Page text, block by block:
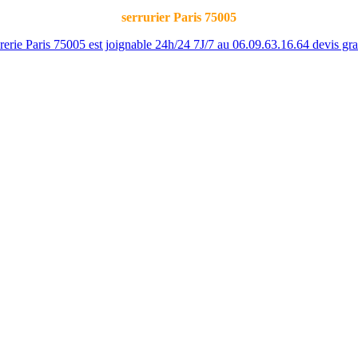
serrurier Paris 75005
Paris 75005 est joignable 24h/24 7J/7 au 06.09.63.16.64 devis